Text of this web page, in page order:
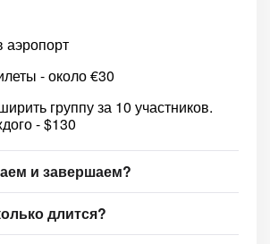
аэропорт
- около €30
группу за 10 участников.
- $130
и завершаем?
длится?